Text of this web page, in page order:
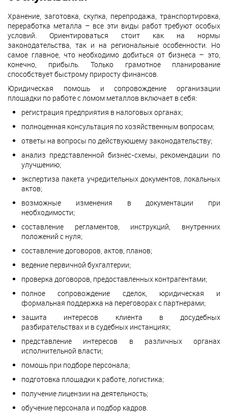
Хранение, заготовка, скупка, перепродажа, транспортировка,
переработка металла – все эти виды работ требуют особых
условий. Ориентироваться стоит как на нормы
законодательства, так и на региональные особенности. Но
самое главное, что необходимо добиться от бизнеса – это,
конечно, прибыль. Только грамотное планирование
способствует быстрому приросту финансов.
Юридическая помощь и сопровождение организации
площадки по работе с ломом металлов включает в себя:
регистрация предприятия в налоговых органах;
полноценная консультация по хозяйственным вопросам;
ответы на вопросы по действующему законодательству;
анализ представленной бизнес-схемы, рекомендации по
улучшению;
экспертиза пакета учредительных документов, локальных
актов;
возможные изменения в документации при
необходимости;
составление регламентов, инструкций, внутренних
положений с нуля;
составление договоров, актов, планов;
ведение первичной бухгалтерии;
проверка договоров, предоставленных контрагентами;
полное сопровождение сделок, юридическая и
формальная поддержка на переговорах с партнерами;
защита интересов клиента в досудебных
разбирательствах и в судебных инстанциях;
представление интересов в различных органах
исполнительной власти;
помощь при подборе персонала;
подготовка площадки к работе, логистика;
получение лицензии на деятельность;
обучение персонала и подбор кадров.